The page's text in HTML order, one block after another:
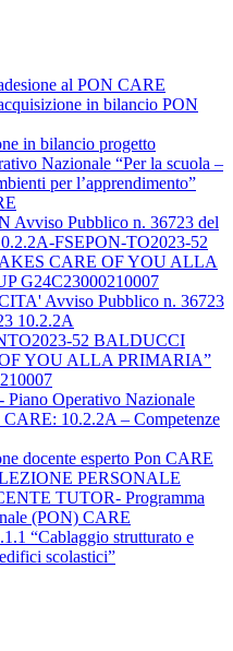
al PON CARE
in bilancio PON
in bilancio progetto
Nazionale “Per la scuola –
per l’apprendimento”
Avviso Pubblico n. 36723 del
FSEPON-TO2023-52
CARE OF YOU ALLA
G24C23000210007
Avviso Pubblico n. 36723
10.2.2A
52 BALDUCCI
YOU ALLA PRIMARIA”
Operativo Nazionale
10.2.2A – Competenze
docente esperto Pon CARE
PERSONALE
TUTOR- Programma
(PON) CARE
“Cablaggio strutturato e
scolastici”